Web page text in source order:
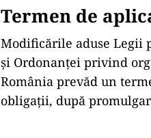
Termen de
Modificările aduse Legii
și Ordonanței privind
România prevăd un
obligații, după